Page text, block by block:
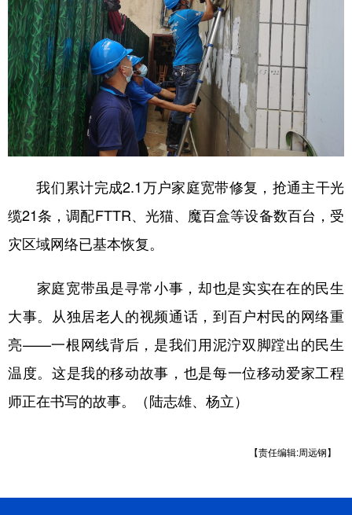
我们累计完成2.1万户家庭宽带修复，抢通主干光
缆21条，调配FTTR、光猫、魔百盒等设备数百台，受
灾区域网络已基本恢复。
家庭宽带虽是寻常小事，却也是实实在在的民生
大事。从独居老人的视频通话，到百户村民的网络重
亮——一根网线背后，是我们用泥泞双脚蹚出的民生
温度。这是我的移动故事，也是每一位移动爱家工程
师正在书写的故事。（陆志雄、杨立）
【责任编辑:周远钢】